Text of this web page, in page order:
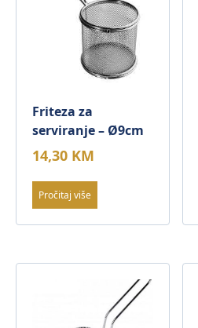
Friteza za
serviranje – Ø9cm
14,30 KM
Pročitaj više